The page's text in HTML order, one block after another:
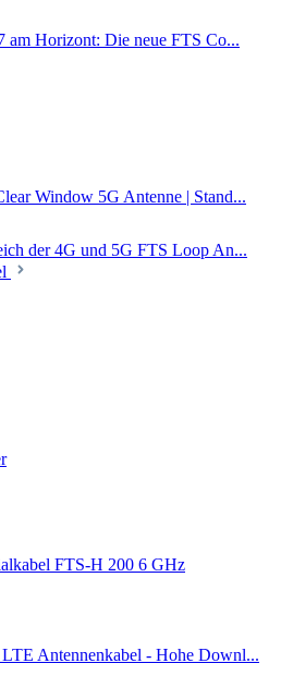
am Horizont: Die neue FTS Co...
Window 5G Antenne | Stand...
der 4G und 5G FTS Loop An...
FTS-H 200 6 GHz
Antennenkabel - Hohe Downl...